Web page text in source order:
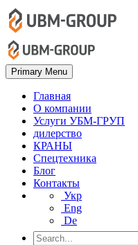
Primary Menu
Главная
О компании
Услуги УБМ-ГРУП
дилерство
КРАНЫ
Спецтехника
Блог
Контакты
Укр
Eng
De